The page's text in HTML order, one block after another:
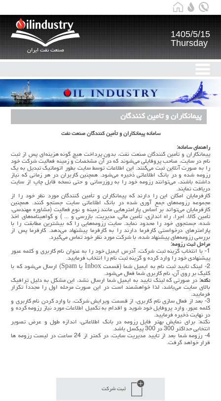
صنعت نفت ایران
1405/5/15
Thursday
پیمانکاران و تامین کنندگان
سامانه پیمانکاران و تأمین کنندگان صنعت نفت
راهنمای سامانه:
پیمانکاران و تأمین کنندگان صنعت نفت، بدون پرداخت هیچ گونه هزینه­‌ای پس از ثبت
نام در سایت، صاحب پروفایلی می‌شوند که در آن مشخصات و زمینه فعالیت شرکت خود
را به صورت آنلاین ثبت می‌کنند. این اطلاعات توسط سایت بطور اتوماتیک تبدیل به یک
رزومه شده و در بانک اطلاعاتی‌ ذخیره می‌شود. همچنین کاربران در هر زمانی که نیاز
داشته باشند، می‌توانند رزومه خود را به روزرسانی و حتی نسخه قابل چاپ از سایت
دریافت نمایند.
کارفرمایان امکان این را دارند که پیمانکاران و تأمین کنندگان مورد نظر خود را از
مجموعه رزومه‌های جمع­ آوری شده در بانک اطلاعاتی سایت جستجو کنند. همچنین
کارفرمایان می‌تواند بر اساس پارامترهایی مانند زمینه و نوع فعالیت (مشاوره مهندسی،
تأمین کالا، اجرا، راه اندازی، تأمین مالی، مدیریت، بازرسی و ... ) و گواهینامه‌های اخذ
شده، جستجوی خود را محدود نماید. سایت رزومه‌هایی‌ را که بیشترین مطابقت را با
پارامترهای درخواستی کارفرما دارند را به کارفرما پیشنهاد می‌دهد. کارفرما پس از
بررسی رزومه‌های پیشنهاد شده، با شرکت مورد نظر خود تماس می‌گیرد.
مراحل ثبت رزومه:
1- با انتخاب گزینه ثبت شرکت، آدرس ایمیل خود را به عنوان نام کاربری و کلمه عبور
پیشنهادی خود را وارد کرده و گزینه ثبت نام را انتخاب فرمایید.
2- لینک تایید ثبت نام به ایمیل شما (قسمت Inbox یا Spam) ارسال می‌شود که با
کلیک بر روی آن، نام کاربری شما فعال می‌شود.
نکته: در صورتی که لینک تایید به ایمیل شما ارسال نشد، این مشکل به دلیل ترافیک
بالای سایت می‌باشد، لذا خواهشمند است در این صورت مرحله اول را مجدداً تکرار
فرمایید.
3- بعد از فعال سازی نام کاربری، از قسمت ویرایش شرکت، با وارد کردن نام کاربری و
کلمه عبور، وارد پروفایل خود شوید و اقدام به تکمیل اطلاعات مورد نیاز رزومه کرده و
در نهایت ذخیره فرمایید.
نکته: برای نمایش بهتر فایل رزومه در بانک اطلاعاتی، اندازه طول و عرض تصویر
انتخابی حداکثر 300 در 300 پیکسل باشد.
4- رزومه شما بعد از تایید مدیریت سایت، در کمتر از 24 ساعت در لیست رزومه ها
قرار خواهد گرفت.
ثبت شرکت